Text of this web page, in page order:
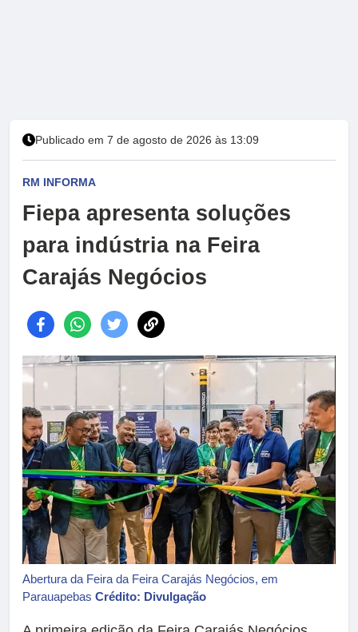
Publicado em 7 de agosto de 2026 às 13:09
RM INFORMA
Fiepa apresenta soluções
para indústria na Feira
Carajás Negócios
Abertura da Feira da Feira Carajás Negócios, em
Parauapebas Crédito: Divulgação